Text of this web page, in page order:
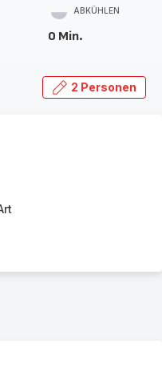
ABKÜHLEN
0 Min.
2 Personen